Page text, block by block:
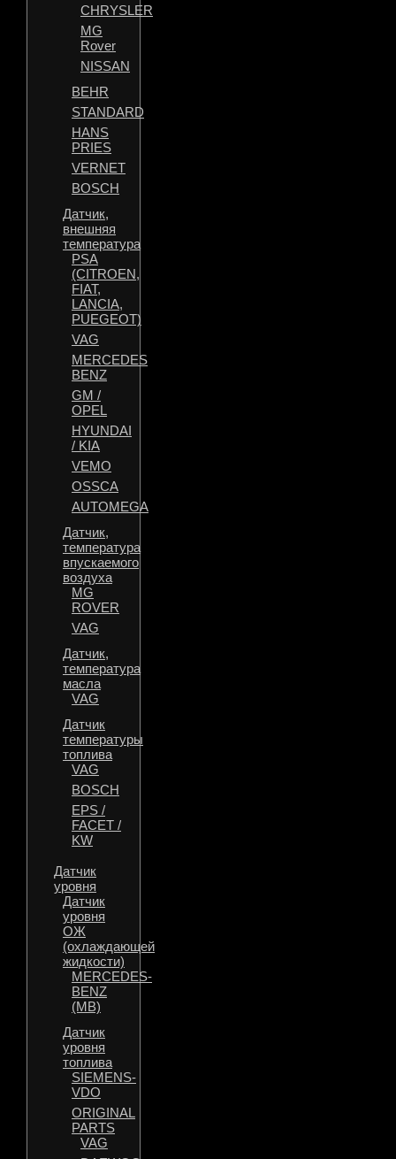
CHRYSLER
MG
Rover
NISSAN
BEHR
STANDARD
HANS
PRIES
VERNET
BOSCH
Датчик,
внешняя
температура
PSA
(CITROEN,
FIAT,
LANCIA,
PUEGEOT)
VAG
MERCEDES
BENZ
GM /
OPEL
HYUNDAI
/ KIA
VEMO
OSSCA
AUTOMEGA
Датчик,
температура
впускаемого
воздуха
MG
ROVER
VAG
Датчик,
температура
масла
VAG
Датчик
температуры
топлива
VAG
BOSCH
EPS /
FACET /
KW
Датчик
уровня
Датчик
уровня
ОЖ
(охлаждающей
жидкости)
MERCEDES-
BENZ
(MB)
Датчик
уровня
топлива
SIEMENS-
VDO
ORIGINAL
PARTS
VAG